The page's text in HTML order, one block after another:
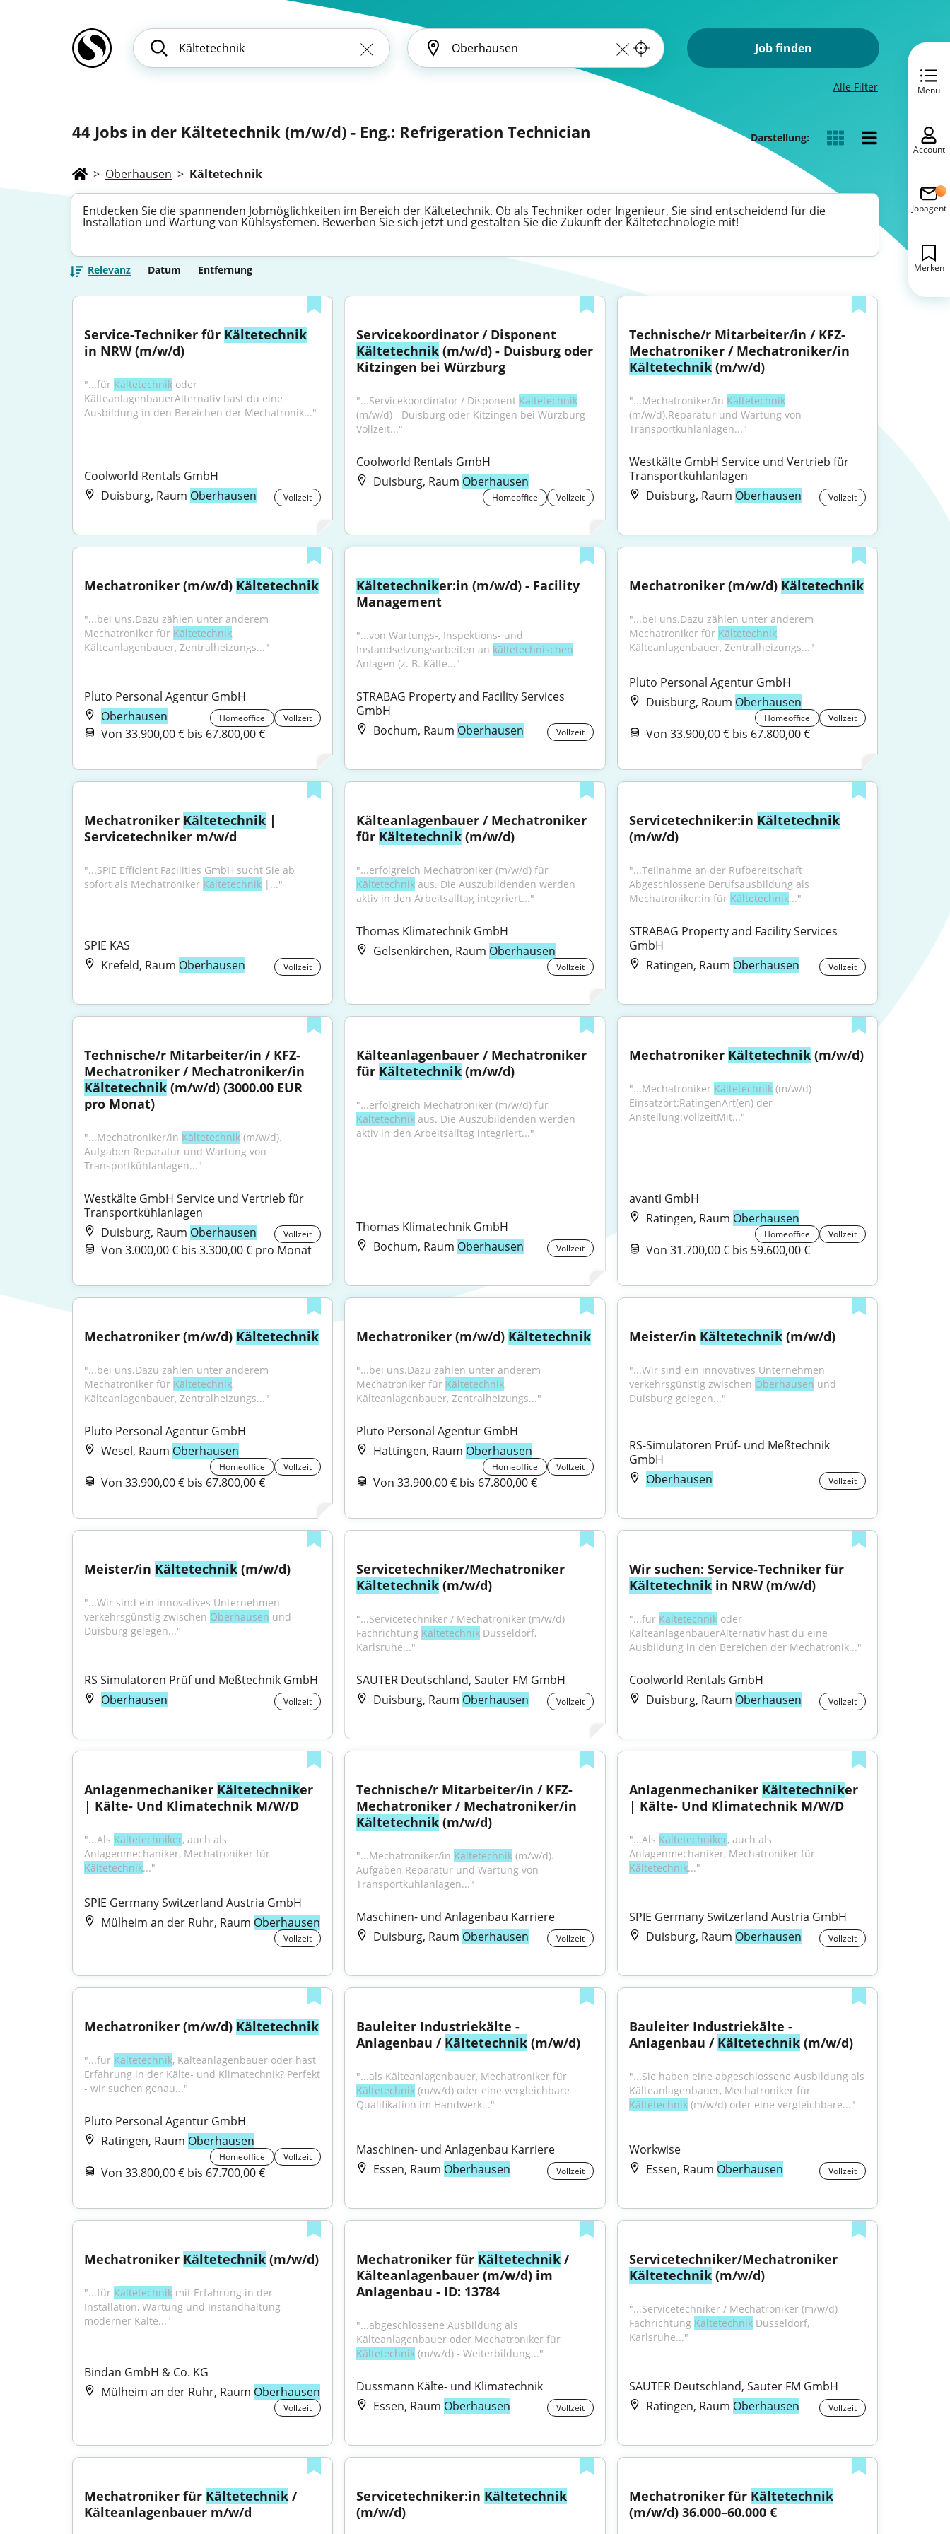
Job finden
Alle Filter
44 Jobs in der Kältetechnik (m/w/d) - Eng.: Refrigeration Technician Darstellung:
> Oberhausen > Kältetechnik
Entdecken Sie die spannenden Jobmöglichkeiten im Bereich der Kältetechnik. Ob als Techniker oder Ingenieur, Sie sind entscheidend für die
Installation und Wartung von Kühlsystemen. Bewerben Sie sich jetzt und gestalten Sie die Zukunft der Kältetechnologie mit!
Relevanz Datum Entfernung
Service-Techniker für Kältetechnik
in NRW (m/w/d)
"...für Kältetechnik oder
KälteanlagenbauerAlternativ hast du eine
Ausbildung in den Bereichen der Mechatronik..."
Coolworld Rentals GmbH
Duisburg, Raum Oberhausen Vollzeit
Kältetechnik (m/w/d) - Duisburg oder
Kitzingen bei Würzburg
"...Servicekoordinator / Disponent Kältetechnik
(m/w/d) - Duisburg oder Kitzingen bei Würzburg
Vollzeit..."
Coolworld Rentals GmbH
Duisburg, Raum Oberhausen
Homeoffice Vollzeit
Technische/r Mitarbeiter/in / KFZ-
Kältetechnik (m/w/d)
"...Mechatroniker/in Kältetechnik
(m/w/d).Reparatur und Wartung von
Transportkühlanlagen..."
Westkälte GmbH Service und Vertrieb für
Transportkühlanlagen
Duisburg, Raum Oberhausen Vollzeit
Mechatroniker (m/w/d) Kältetechnik
"...bei uns.Dazu zählen unter anderem
Mechatroniker für Kältetechnik,
Kälteanlagenbauer, Zentralheizungs..."
Pluto Personal Agentur GmbH
Oberhausen
Homeoffice Vollzeit
Von 33.900,00 € bis 67.800,00 €
Kältetechniker:in (m/w/d) - Facility
Management
"...von Wartungs-, Inspektions- und
Instandsetzungsarbeiten an kältetechnischen
Anlagen (z. B. Kälte..."
STRABAG Property and Facility Services
GmbH
Bochum, Raum Oberhausen Vollzeit
Mechatroniker (m/w/d) Kältetechnik
"...bei uns.Dazu zählen unter anderem
Mechatroniker für Kältetechnik,
Kälteanlagenbauer, Zentralheizungs..."
Pluto Personal Agentur GmbH
Duisburg, Raum Oberhausen
Homeoffice Vollzeit
Von 33.900,00 € bis 67.800,00 €
Mechatroniker Kältetechnik |
Servicetechniker m/w/d
"...SPIE Efficient Facilities GmbH sucht Sie ab
sofort als Mechatroniker Kältetechnik |..."
SPIE KAS
Krefeld, Raum Oberhausen Vollzeit
Kälteanlagenbauer / Mechatroniker
für Kältetechnik (m/w/d)
Kältetechnik aus. Die Auszubildenden werden
aktiv in den Arbeitsalltag integriert..."
Thomas Klimatechnik GmbH
Gelsenkirchen, Raum Oberhausen
Vollzeit
Servicetechniker:in Kältetechnik
(m/w/d)
"...Teilnahme an der Rufbereitschaft
Abgeschlossene Berufsausbildung als
Mechatroniker:in für Kältetechnik..."
STRABAG Property and Facility Services
GmbH
Ratingen, Raum Oberhausen Vollzeit
Technische/r Mitarbeiter/in / KFZ-
Kältetechnik (m/w/d) (3000.00 EUR
pro Monat)
"...Mechatroniker/in Kältetechnik (m/w/d).
Aufgaben Reparatur und Wartung von
Transportkühlanlagen..."
Westkälte GmbH Service und Vertrieb für
Transportkühlanlagen
Duisburg, Raum Oberhausen Vollzeit
Von 3.000,00 € bis 3.300,00 € pro Monat
Kälteanlagenbauer / Mechatroniker
für Kältetechnik (m/w/d)
Kältetechnik aus. Die Auszubildenden werden
aktiv in den Arbeitsalltag integriert..."
Thomas Klimatechnik GmbH
Bochum, Raum Oberhausen Vollzeit
Mechatroniker Kältetechnik (m/w/d)
"...Mechatroniker Kältetechnik (m/w/d)
Einsatzort:RatingenArt(en) der
Anstellung:VollzeitMit..."
avanti GmbH
Ratingen, Raum Oberhausen
Homeoffice Vollzeit
Von 31.700,00 € bis 59.600,00 €
Mechatroniker (m/w/d) Kältetechnik
"...bei uns.Dazu zählen unter anderem
Mechatroniker für Kältetechnik,
Kälteanlagenbauer, Zentralheizungs..."
Pluto Personal Agentur GmbH
Wesel, Raum Oberhausen
Homeoffice Vollzeit
Von 33.900,00 € bis 67.800,00 €
Mechatroniker (m/w/d) Kältetechnik
"...bei uns.Dazu zählen unter anderem
Mechatroniker für Kältetechnik,
Kälteanlagenbauer, Zentralheizungs..."
Pluto Personal Agentur GmbH
Hattingen, Raum Oberhausen
Homeoffice Vollzeit
Von 33.900,00 € bis 67.800,00 €
Meister/in Kältetechnik (m/w/d)
"...Wir sind ein innovatives Unternehmen
verkehrsgünstig zwischen Oberhausen und
Duisburg gelegen..."
RS-Simulatoren Prüf- und Meßtechnik
GmbH
Oberhausen
Vollzeit
Meister/in Kältetechnik (m/w/d)
"...Wir sind ein innovatives Unternehmen
verkehrsgünstig zwischen Oberhausen und
Duisburg gelegen..."
RS Simulatoren Prüf und Meßtechnik GmbH
Oberhausen
Vollzeit
Kältetechnik (m/w/d)
"...Servicetechniker / Mechatroniker (m/w/d)
Fachrichtung Kältetechnik Düsseldorf,
Karlsruhe..."
SAUTER Deutschland, Sauter FM GmbH
Duisburg, Raum Oberhausen Vollzeit
Wir suchen: Service-Techniker für
Kältetechnik in NRW (m/w/d)
"...für Kältetechnik oder
KälteanlagenbauerAlternativ hast du eine
Ausbildung in den Bereichen der Mechatronik..."
Coolworld Rentals GmbH
Duisburg, Raum Oberhausen Vollzeit
Anlagenmechaniker Kältetechniker
| Kälte- Und Klimatechnik M/W/D
"...Als Kältetechniker, auch als
Kältetechnik..."
SPIE Germany Switzerland Austria GmbH
Mülheim an der Ruhr, Raum Oberhausen
Vollzeit
Technische/r Mitarbeiter/in / KFZ-
Kältetechnik (m/w/d)
"...Mechatroniker/in Kältetechnik (m/w/d).
Aufgaben Reparatur und Wartung von
Transportkühlanlagen..."
Maschinen- und Anlagenbau Karriere
Duisburg, Raum Oberhausen Vollzeit
Anlagenmechaniker Kältetechniker
| Kälte- Und Klimatechnik M/W/D
"...Als Kältetechniker, auch als
Anlagenmechaniker, Mechatroniker für
Kältetechnik..."
SPIE Germany Switzerland Austria GmbH
Duisburg, Raum Oberhausen Vollzeit
Mechatroniker (m/w/d) Kältetechnik
"...für Kältetechnik, Kälteanlagenbauer oder hast
Erfahrung in der Kälte- und Klimatechnik? Perfekt
- wir suchen genau..."
Pluto Personal Agentur GmbH
Ratingen, Raum Oberhausen
Homeoffice Vollzeit
Von 33.800,00 € bis 67.700,00 €
Bauleiter Industriekälte -
Anlagenbau / Kältetechnik (m/w/d)
Kältetechnik (m/w/d) oder eine vergleichbare
Qualifikation im Handwerk..."
Maschinen- und Anlagenbau Karriere
Essen, Raum Oberhausen Vollzeit
Bauleiter Industriekälte -
Anlagenbau / Kältetechnik (m/w/d)
"...Sie haben eine abgeschlossene Ausbildung als
Kälteanlagenbauer, Mechatroniker für
Kältetechnik (m/w/d) oder eine vergleichbare..."
Workwise
Essen, Raum Oberhausen Vollzeit
Mechatroniker Kältetechnik (m/w/d)
"...für Kältetechnik mit Erfahrung in der
Installation, Wartung und Instandhaltung
moderner Kälte..."
Bindan GmbH & Co. KG
Mülheim an der Ruhr, Raum Oberhausen
Vollzeit
Mechatroniker für Kältetechnik /
Kälteanlagenbauer (m/w/d) im
Anlagenbau - ID: 13784
"...abgeschlossene Ausbildung als
Kältetechnik (m/w/d) - Weiterbildung..."
Dussmann Kälte- und Klimatechnik
Essen, Raum Oberhausen Vollzeit
Servicetechniker/Mechatroniker
Kältetechnik (m/w/d)
"...Servicetechniker / Mechatroniker (m/w/d)
Fachrichtung Kältetechnik Düsseldorf,
Karlsruhe..."
SAUTER Deutschland, Sauter FM GmbH
Ratingen, Raum Oberhausen Vollzeit
Mechatroniker für Kältetechnik /
Kälteanlagenbauer m/w/d
Servicetechniker:in Kältetechnik
(m/w/d)
Mechatroniker für Kältetechnik
(m/w/d) 36.000–60.000 €
Menü
Account
Jobagent
Merken